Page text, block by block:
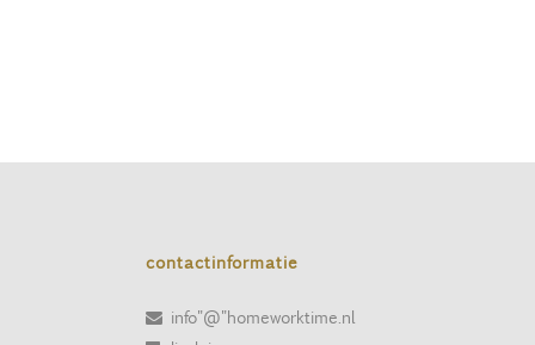
contactinformatie
info"@"homeworktime.nl